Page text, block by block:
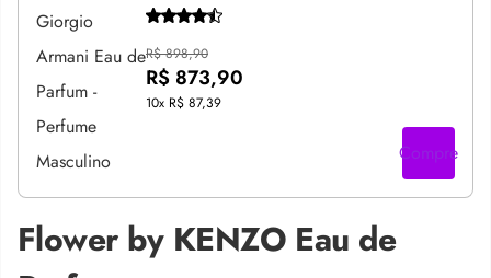
R$ 898,90
R$ 873,90
10x R$ 87,39
Compre
Flower by KENZO Eau de